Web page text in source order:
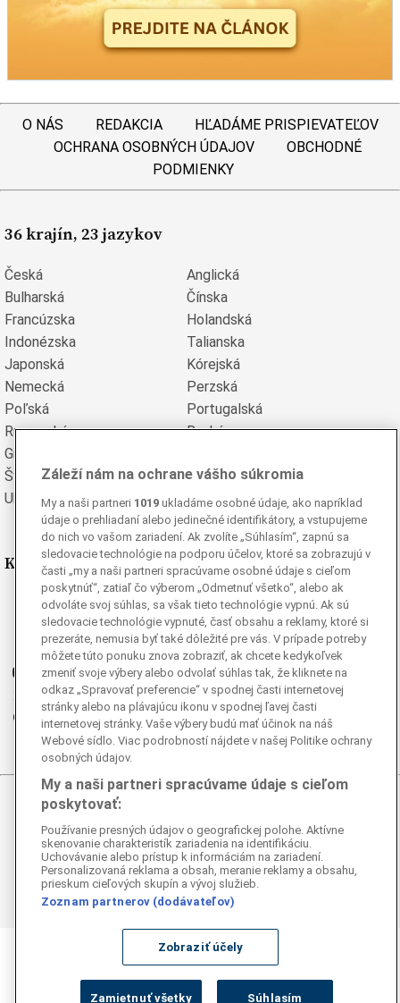
O NÁS REDAKCIA
HĽADÁME PRISPIEVATEĽOV
OCHRANA OSOBNÝCH ÚDAJOV
OBCHODNÉ
PODMIENKY
36 krajín, 23 jazykov
Česká
Anglická
Bulharská
Čínska
Francúzska
Holandská
Indonézska
Talianska
Japonská
Kórejská
Nemecká
Perzská
Poľská
Portugalská
Rumunská
Ruská
Grécka
Švédska
Turecká
Ukrajinská
Vietnamská
Kde nás nájdete
Facebook
Instagram
Ganjing
Youtube
Twitter
Telegram
RSS
© 2026 Epoch Times Slovensko
Všetky práva vyhradené. Publikovanie alebo ďalšie šírenie
správ a fotografií zo zdrojov TASR je bez
predchádzajúceho písomného súhlasu TASR porušením
autorského zákona.
Záleží nám na ochrane vášho súkromia
My a naši partneri 1019 ukladáme osobné údaje, ako napríklad
údaje o prehliadaní alebo jedinečné identifikátory, a vstupujeme
do nich vo vašom zariadení. Ak zvolíte „Súhlasím“, zapnú sa
sledovacie technológie na podporu účelov, ktoré sa zobrazujú v
časti „my a naši partneri spracúvame osobné údaje s cieľom
poskytnúť“, zatiaľ čo výberom „Odmetnuť všetko“, alebo ak
odvoláte svoj súhlas, sa však tieto technológie vypnú. Ak sú
sledovacie technológie vypnuté, časť obsahu a reklamy, ktoré si
prezeráte, nemusia byť také dôležité pre vás. V prípade potreby
môžete túto ponuku znova zobraziť, ak chcete kedykoľvek
zmeniť svoje výbery alebo odvolať súhlas tak, že kliknete na
odkaz „Spravovať preferencie“ v spodnej časti internetovej
stránky alebo na plávajúcu ikonu v spodnej ľavej časti
internetovej stránky. Vaše výbery budú mať účinok na náš
Webové sídlo. Viac podrobností nájdete v našej Politike ochrany
osobných údajov.
My a naši partneri spracúvame údaje s cieľom
poskytovať:
Používanie presných údajov o geografickej polohe. Aktívne
skenovanie charakteristík zariadenia na identifikáciu.
Uchovávanie alebo prístup k informáciám na zariadení.
Personalizovaná reklama a obsah, meranie reklamy a obsahu,
prieskum cieľových skupín a vývoj služieb.
Zoznam partnerov (dodávateľov)
Zobraziť účely
Zamietnuť všetky Súhlasím